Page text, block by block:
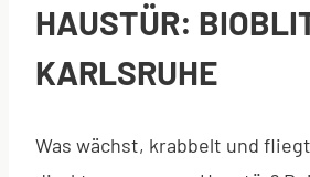
HAUSTÜR:
KARLSRUHE
Was wächst, krabbelt und